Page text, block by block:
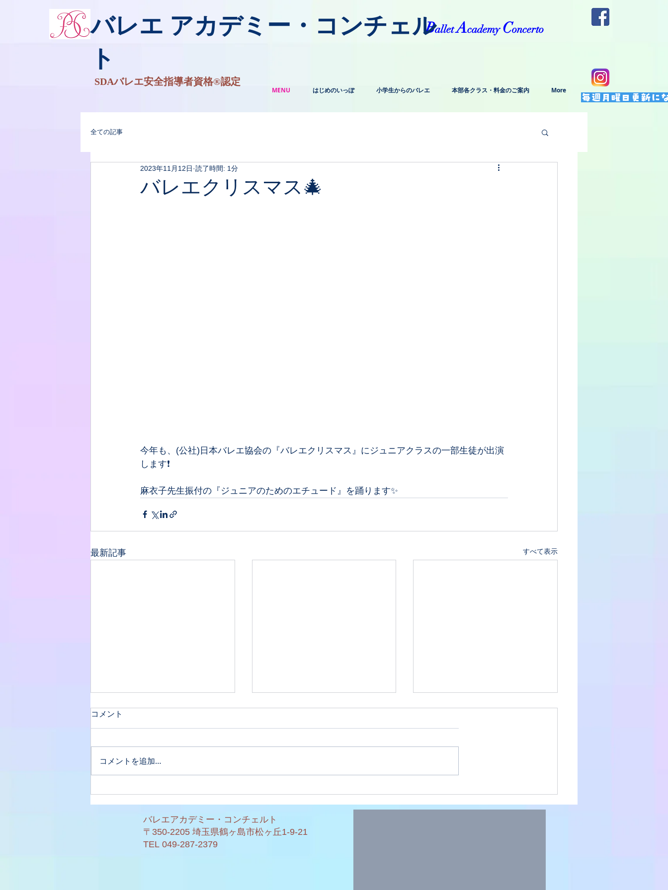
​BalletAcademyConcerto
バレエ アカデミー・コンチェル
ト
SDAバレエ安全指導者資格®認定
MENU
毎週月曜日更新に
はじめのいっぽ 小学生からのバレエ 本部各クラス・料金のご案内 More
全ての記事
バレエクリスマス🎄
2023年11月12日 読了時間: 1分
今年も、(公社)日本バレエ協会の『バレエクリスマス』にジュニアクラスの一部生徒が出演
します❗️
麻衣子先生振付の『ジュニアのためのエチュード』を踊ります✨
最新記事 すべて表示
貴和子先生デビュー✨
コメント
コメントを追加…
バレエアカデミー・コンチェルト
〒350-2205 埼玉県鶴ヶ島市松ヶ丘1-9-21
TEL 049-287-2379